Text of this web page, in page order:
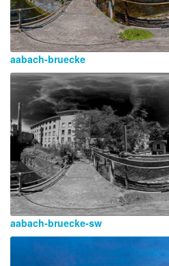
aabach-bruecke
aabach-bruecke-sw